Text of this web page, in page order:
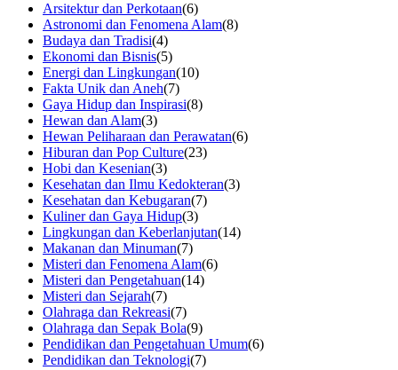
Arsitektur dan Perkotaan(6)
Astronomi dan Fenomena Alam(8)
Budaya dan Tradisi(4)
Ekonomi dan Bisnis(5)
Energi dan Lingkungan(10)
Fakta Unik dan Aneh(7)
Gaya Hidup dan Inspirasi(8)
Hewan dan Alam(3)
Hewan Peliharaan dan Perawatan(6)
Hiburan dan Pop Culture(23)
Hobi dan Kesenian(3)
Kesehatan dan Ilmu Kedokteran(3)
Kesehatan dan Kebugaran(7)
Kuliner dan Gaya Hidup(3)
Lingkungan dan Keberlanjutan(14)
Makanan dan Minuman(7)
Misteri dan Fenomena Alam(6)
Misteri dan Pengetahuan(14)
Misteri dan Sejarah(7)
Olahraga dan Rekreasi(7)
Olahraga dan Sepak Bola(9)
Pendidikan dan Pengetahuan Umum(6)
Pendidikan dan Teknologi(7)